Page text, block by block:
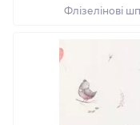
Флізелінові